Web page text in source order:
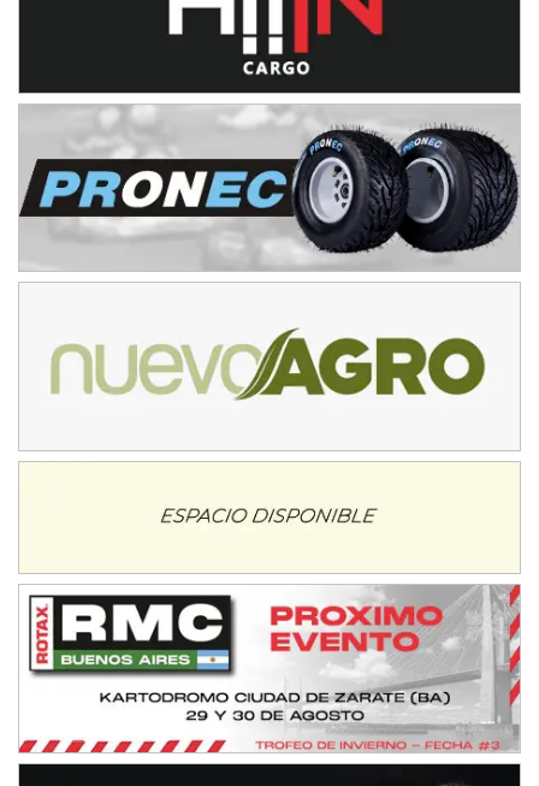
Avellaneda (Santa Fe)
SUR SANTAFESINO - F4
José Samuel Sánchez (Tierra)
Rufino (Santa Fe)
Juan Navarro (Asfalto)